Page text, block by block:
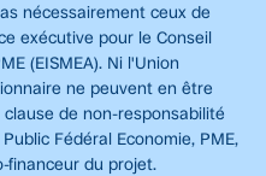
nécessairement ceux de
exécutive pour le Conseil
(EISMEA). Ni l'Union
ne peuvent en être
de non-responsabilité
Fédéral Economie, PME,
financeur du projet.